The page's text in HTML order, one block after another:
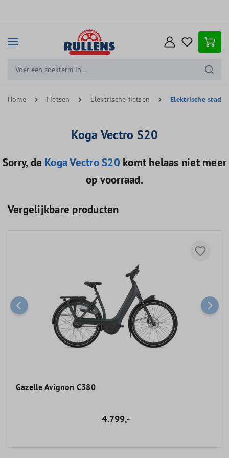
Home Fietsen Elektrische fietsen Elektrische
Koga Vectro S20
Sorry, de Koga Vectro S20 komt helaas niet meer
op voorraad.
Vergelijkbare producten
Gazelle Avignon C380
4.799,-